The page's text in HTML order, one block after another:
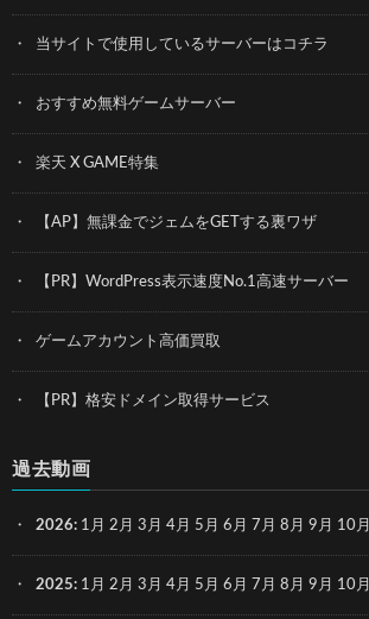
当サイトで使用しているサーバーはコチラ
おすすめ無料ゲームサーバー
楽天 X GAME特集
【AP】無課金でジェムをGETする裏ワザ
【PR】WordPress表示速度No.1高速サーバー
ゲームアカウント高価買取
【PR】格安ドメイン取得サービス
過去動画
2026: 1月 2月 3月 4月 5月 6月 7月 8月 9月 10月
2025: 1月 2月 3月 4月 5月 6月 7月 8月 9月 10月